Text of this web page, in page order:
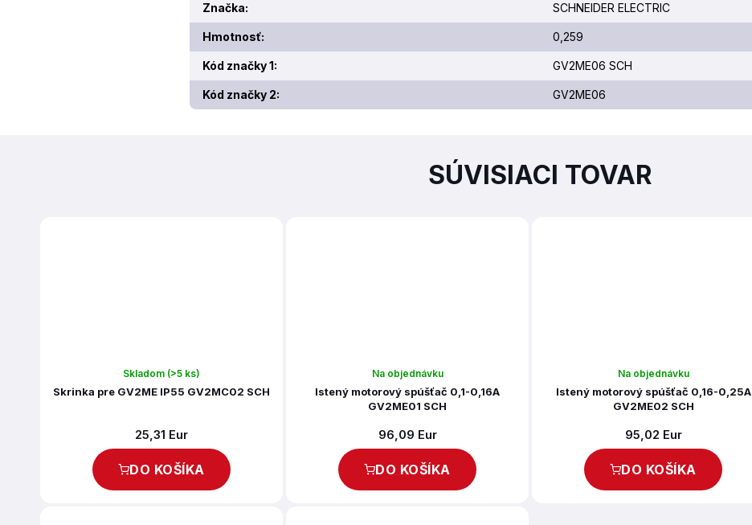
Značka: SCHNEIDER ELECTRIC
Hmotnosť: 0,259
Kód značky 1: GV2ME06 SCH
Kód značky 2: GV2ME06
SÚVISIACI TOVAR
Skladom (>5 ks)
Skrinka pre GV2ME IP55 GV2MC02 SCH
25,31 Eur
DO KOŠÍKA
Na objednávku
Istený motorový spúšťač 0,1-0,16A
GV2ME01 SCH
96,09 Eur
DO KOŠÍKA
Na objednávku
Istený motorový spúšťač 0,16-0,25A
GV2ME02 SCH
95,02 Eur
DO KOŠÍKA